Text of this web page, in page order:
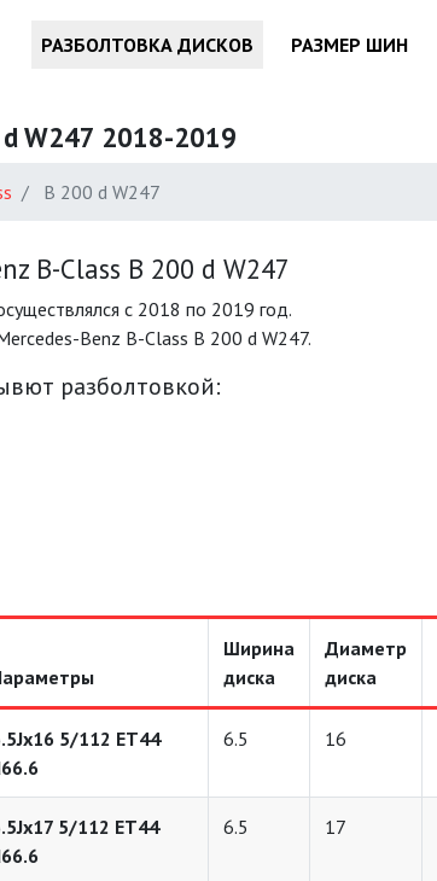
РАЗБОЛТОВКА ДИСКОВ РАЗМЕР ШИН
d W247 2018-2019
B 200 d W247
B-Class B 200 d W247
с 2018 по 2019 год.
Benz B-Class B 200 d W247.
разболтовкой:
Ширина
диска
Диаметр
диска
5/112 ET44
6.5 16
5/112 ET44
6.5 17